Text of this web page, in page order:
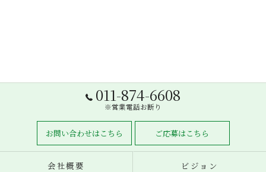
011-874-6608
※営業電話お断り
お問い合わせはこちら ご応募はこちら
会社概要 ビジョン